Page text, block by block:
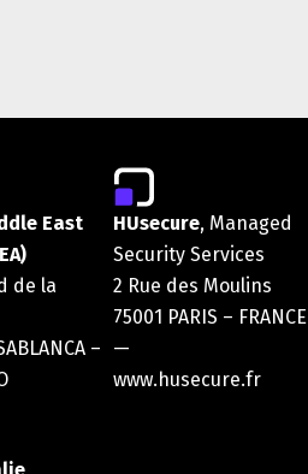
East
de la
–
HUsecure, Managed
Security Services
2 Rue des Moulins
75001 PARIS – FRANCE
—
www.husecure.fr